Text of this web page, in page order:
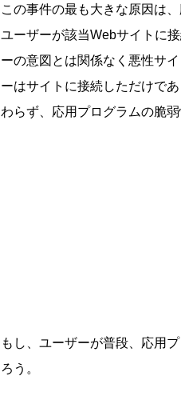
この事件の最も大きな原因は
ユーザーが該当Webサイトに
ーの意図とは関係なく悪性サ
ーはサイトに接続しただけで
わらず、応用プログラムの脆
もし、ユーザーが普段、応用
ろう。